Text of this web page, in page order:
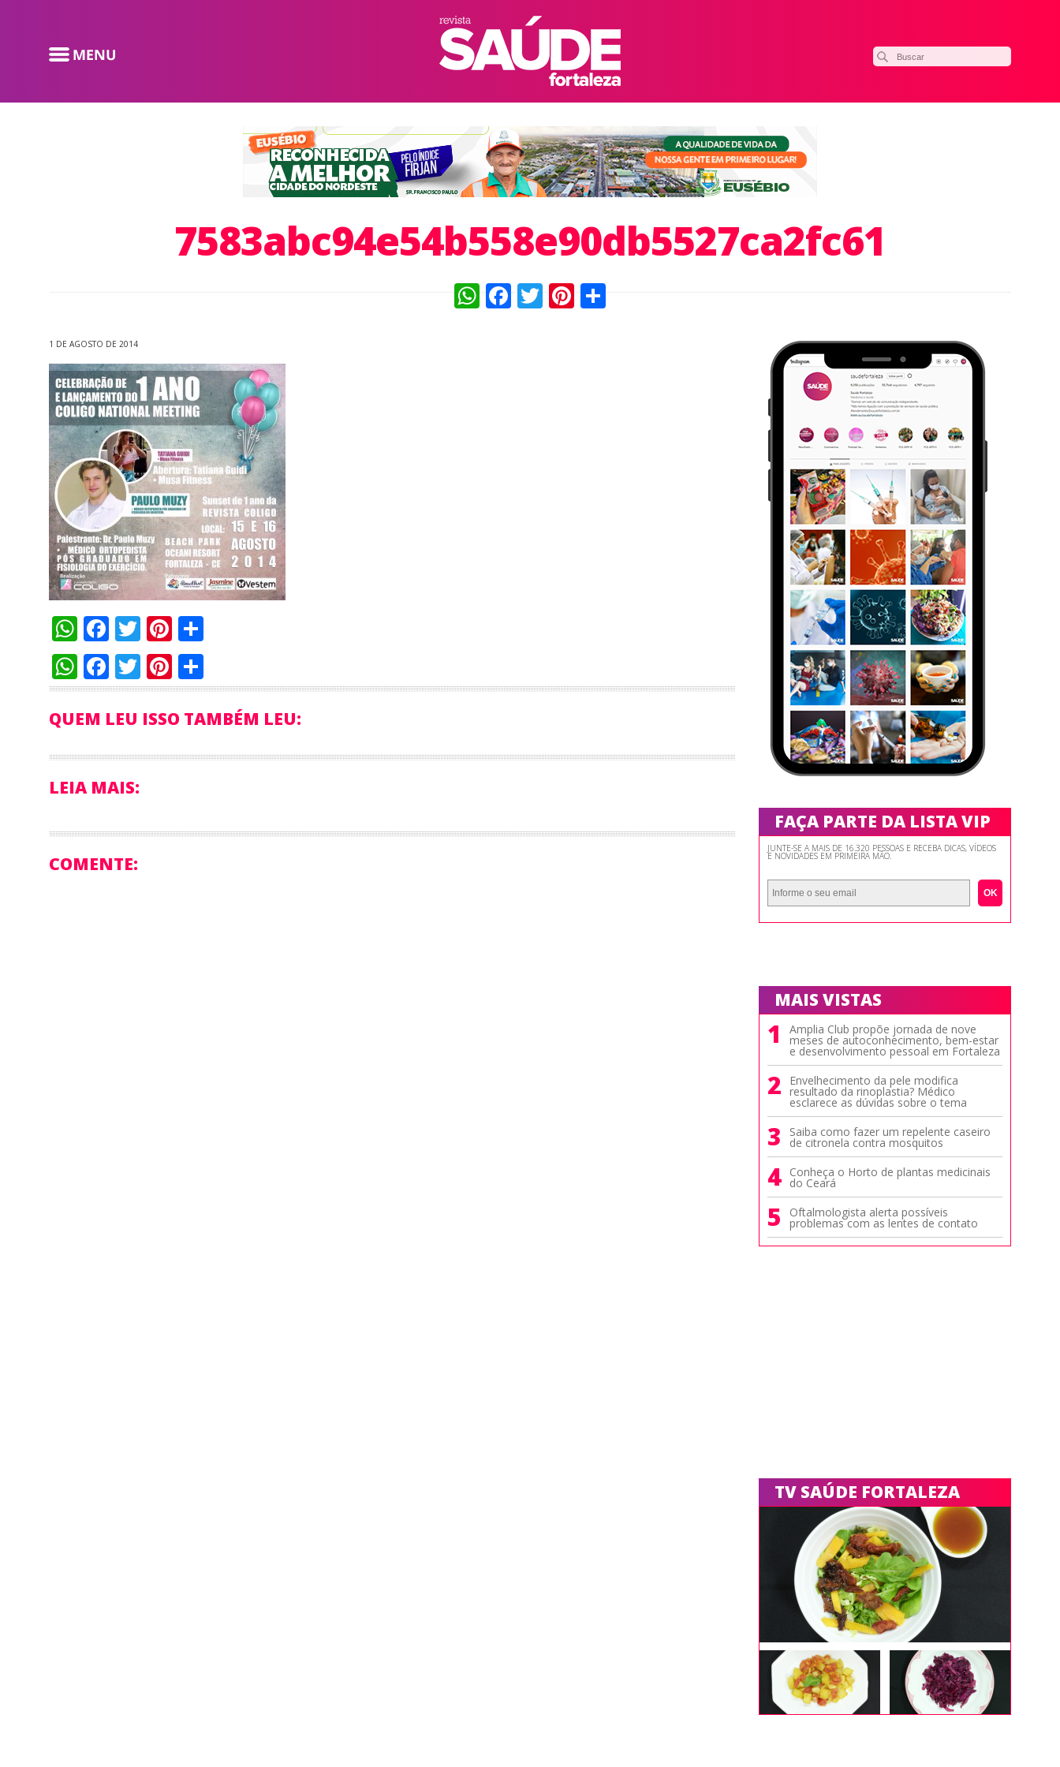
7583abc94e54b558e90db5527ca2fc61
WhatsApp
Facebook
TwitterPinterest
1 DE AGOSTO DE 2014
WhatsApp
Facebook
TwitterPinterest
WhatsApp
Facebook
TwitterPinterest
QUEM LEU ISSO TAMBÉM LEU:
LEIA MAIS:
COMENTE:
FAÇA PARTE DA LISTA VIP
JUNTE-SE A MAIS DE 16.320 PESSOAS E RECEBA DICAS, VÍDEOS
E NOVIDADES EM PRIMEIRA MÃO.
OK
MAIS VISTAS
1 Amplia Club propõe jornada de nove
meses de autoconhecimento, bem-estar
e desenvolvimento pessoal em Fortaleza
2 Envelhecimento da pele modifica
resultado da rinoplastia? Médico
esclarece as dúvidas sobre o tema
3 Saiba como fazer um repelente caseiro
de citronela contra mosquitos
4 Conheça o Horto de plantas medicinais
do Ceará
5 Oftalmologista alerta possíveis
problemas com as lentes de contato
TV SAÚDE FORTALEZA